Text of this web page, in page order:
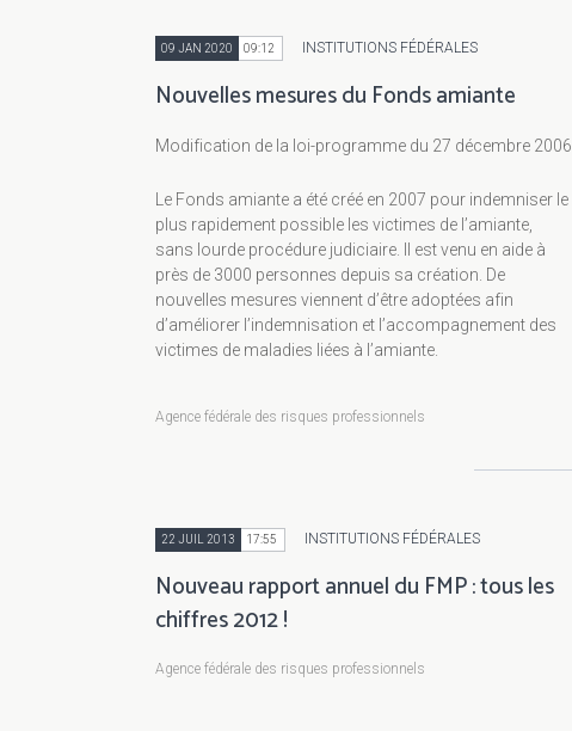
09 JAN 2020 09:12 INSTITUTIONS FÉDÉRALES
Nouvelles mesures du Fonds amiante
Modification de la loi-programme du 27 décembre 2006
Le Fonds amiante a été créé en 2007 pour indemniser le
plus rapidement possible les victimes de l’amiante,
sans lourde procédure judiciaire. Il est venu en aide à
près de 3000 personnes depuis sa création. De
nouvelles mesures viennent d’être adoptées afin
d’améliorer l’indemnisation et l’accompagnement des
victimes de maladies liées à l’amiante.
Agence fédérale des risques professionnels
22 JUIL 2013 17:55 INSTITUTIONS FÉDÉRALES
Nouveau rapport annuel du FMP : tous les
chiffres 2012 !
Agence fédérale des risques professionnels